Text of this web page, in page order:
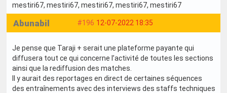
mestiri67, mestiri67, mestiri67, mestiri67, mestiri67
#196 12-07-2022 18:35
Abunabil
Je pense que Taraji + serait une plateforme payante qui
diffusera tout ce qui concerne l’activité de toutes les sections
ainsi que la rediffusion des matches.
Il y aurait des reportages en direct de certaines séquences
des entraînements avec des interviews des staffs techniques